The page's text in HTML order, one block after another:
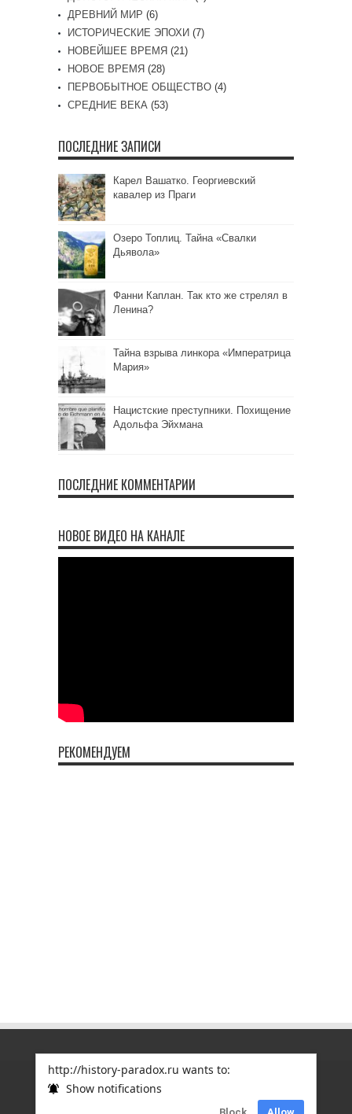
http://history-paradox.ru wants to:
Show notifications
ДРЕВНИЙ МИР (6)
ИСТОРИЧЕСКИЕ ЭПОХИ (7)
НОВЕЙШЕЕ ВРЕМЯ (21)
НОВОЕ ВРЕМЯ (28)
ПЕРВОБЫТНОЕ ОБЩЕСТВО (4)
СРЕДНИЕ ВЕКА (53)
ПОСЛЕДНИЕ ЗАПИСИ
Карел Вашатко. Георгиевский
кавалер из Праги
Озеро Топлиц. Тайна «Свалки
Дьявола»
Фанни Каплан. Так кто же стрелял в
Ленина?
Тайна взрыва линкора «Императрица
Мария»
Нацистские преступники. Похищение
Адольфа Эйхмана
ПОСЛЕДНИЕ КОММЕНТАРИИ
НОВОЕ ВИДЕО НА КАНАЛЕ
РЕКОМЕНДУЕМ